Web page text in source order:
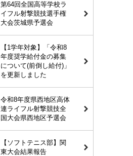
第64回全国高等学校ラ
イフル射撃競技選手権
大会茨城県予選会
【1学年対象】「令和8
年度奨学給付金の募集
について(前倒し給付)」
を更新しました
令和8年度県西地区高体
連ライフル射撃競技全
国大会県西地区予選会
【ソフトテニス部】関
東大会結果報告